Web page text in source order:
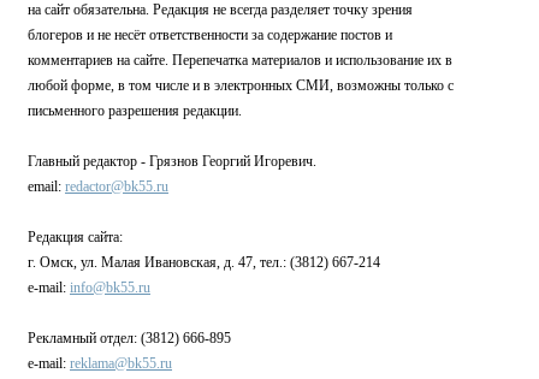
на сайт обязательна. Редакция не всегда разделяет точку зрения
блогеров и не несёт ответственности за содержание постов и
комментариев на сайте. Перепечатка материалов и использование их в
любой форме, в том числе и в электронных СМИ, возможны только с
письменного разрешения редакции.
Главный редактор - Грязнов Георгий Игоревич.
email: redactor@bk55.ru
Редакция сайта:
г. Омск, ул. Малая Ивановская, д. 47, тел.: (3812) 667-214
e-mail: info@bk55.ru
Рекламный отдел: (3812) 666-895
e-mail: reklama@bk55.ru